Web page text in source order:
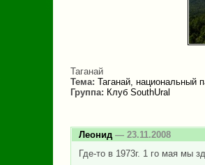
Таганай
Тема: Таганай, национальный
Группа: Клуб SouthUral
Леонид — 23.11.2008
Где-то в 1973г. 1 го мая мы